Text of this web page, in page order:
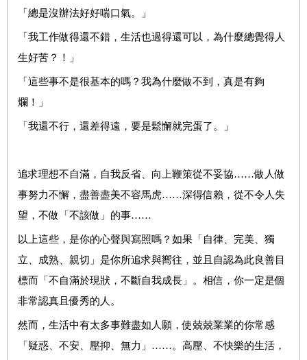
「總是沒辦法好好喘口氣。」
「我工作做得還不錯，生活也過得還可以，為什麼總覺得人
生好苦？！」
「這些事不是很基本的嗎？我為什麼做不到，真是有夠
爛！」
「我還不行，還差得遠，要是鬆懈就完蛋了。」
追求理想不自滿，自我反省、向上鞭策從不妥協……做人做
事努力不懈，盡善盡美不容馬虎……深得信賴，從不令人失
望，不做「不該做」的事……
以上這些，是你的心聲與寫照嗎？ 如果「自律、完美、獨
立、成熟、親切」是你所追求與嚮往，並且自認為此良善目
標而「不自滿於現狀，不斷自我成長」。相信，你一定是個
非常認真且優秀的人。
然而，生活中有太多事難盡如人願，使兢兢業業的你常感
「疑惑、不安、壓抑、無力」……。高壓、不快樂的生活，